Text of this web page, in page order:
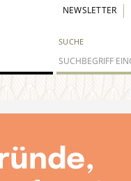
SUCHE
NEWSLETTER